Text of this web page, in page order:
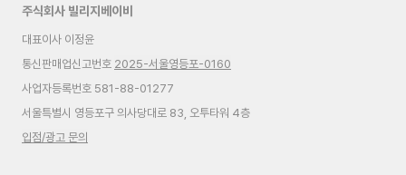
주식회사 빌리지베이비
대표이사 이정윤
통신판매업신고번호 2025-서울영등포-0160
사업자등록번호 581-88-01277
서울특별시 영등포구 의사당대로 83, 오투타워 4층
입점/광고 문의